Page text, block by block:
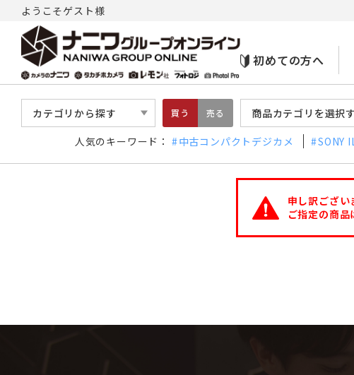
ようこそゲスト様
初めての方へ
カテゴリから探す 買う 売る 商品カテゴリを選択
人気のキーワード： 中古コンパクトデジカメ SONY
申し訳ござい
ご指定の商品